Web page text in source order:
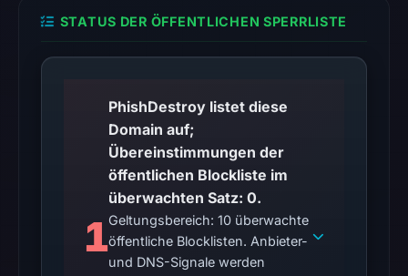
in
snapshot
Aug
6,
2026
at
02:20
UTC.
Google
Safe
STATUS DER ÖFFENTLICHEN SPERRLISTE
1
PhishDestroy listet diese
Domain auf;
Übereinstimmungen der
öffentlichen Blockliste im
überwachten Satz: 0.
Geltungsbereich: 10 überwachte
öffentliche Blocklisten. Anbieter-
und DNS-Signale werden